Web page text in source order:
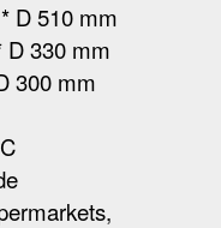
D 510 mm
D 330 mm
300 mm